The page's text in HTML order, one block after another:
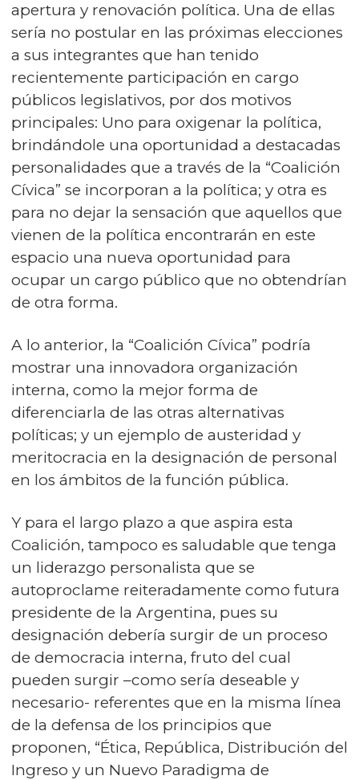
apertura y renovación política. Una de ellas
sería no postular en las próximas elecciones
a sus integrantes que han tenido
recientemente participación en cargo
públicos legislativos, por dos motivos
principales: Uno para oxigenar la política,
brindándole una oportunidad a destacadas
personalidades que a través de la “Coalición
Cívica” se incorporan a la política; y otra es
para no dejar la sensación que aquellos que
vienen de la política encontrarán en este
espacio una nueva oportunidad para
ocupar un cargo público que no obtendrían
de otra forma.
A lo anterior, la “Coalición Cívica” podría
mostrar una innovadora organización
interna, como la mejor forma de
diferenciarla de las otras alternativas
políticas; y un ejemplo de austeridad y
meritocracia en la designación de personal
en los ámbitos de la función pública.
Y para el largo plazo a que aspira esta
Coalición, tampoco es saludable que tenga
un liderazgo personalista que se
autoproclame reiteradamente como futura
presidente de la Argentina, pues su
designación debería surgir de un proceso
de democracia interna, fruto del cual
pueden surgir –como sería deseable y
necesario- referentes que en la misma línea
de la defensa de los principios que
proponen, “Ética, República, Distribución del
Ingreso y un Nuevo Paradigma de